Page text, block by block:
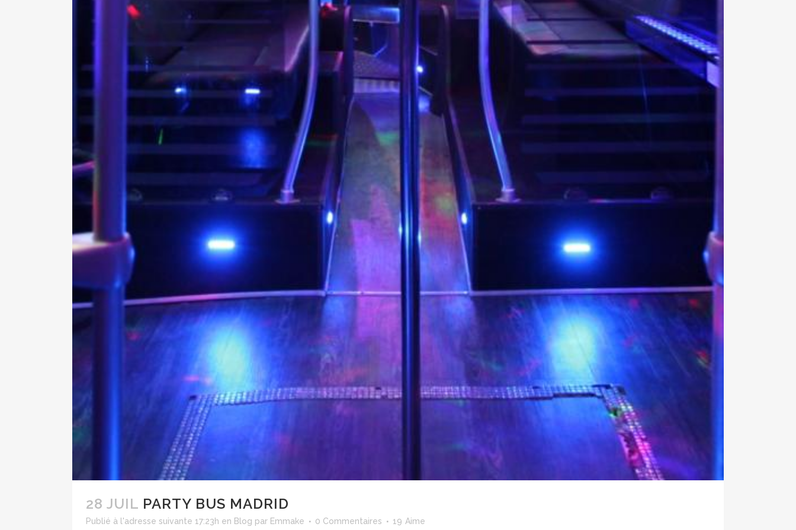
28 JUIL PARTY BUS MADRID
Publié à l'adresse suivante 17:23h en Blog par Emmake 0 Commentaires 19 Aime